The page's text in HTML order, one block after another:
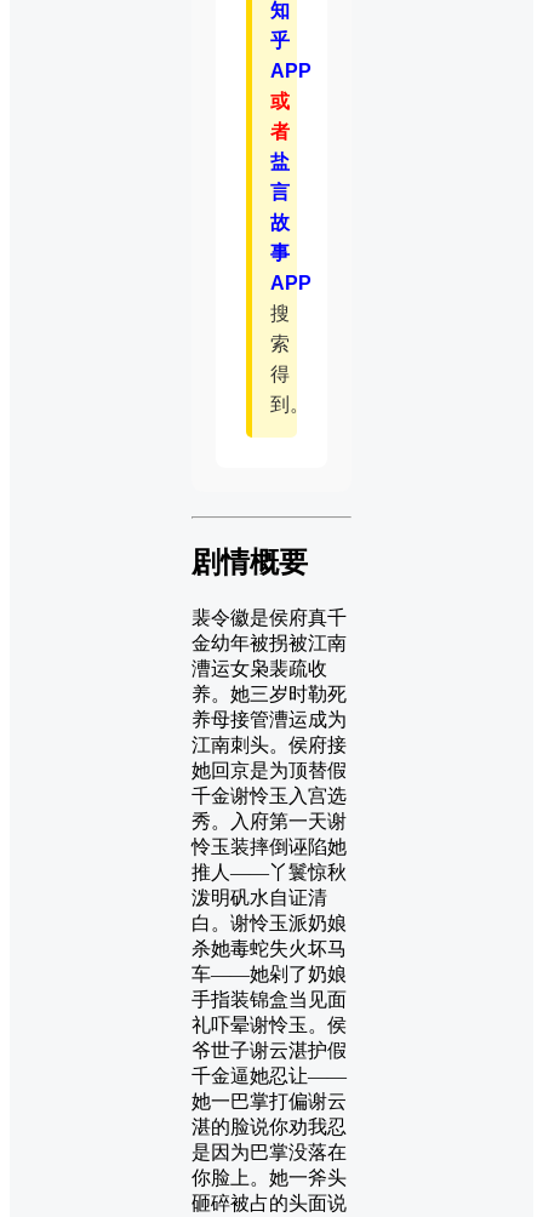
知
乎
APP
或
者
盐
言
故
事
APP
搜
索
得
到。
剧情概要
裴令徽是侯府真千
金幼年被拐被江南
漕运女枭裴疏收
养。她三岁时勒死
养母接管漕运成为
江南刺头。侯府接
她回京是为顶替假
千金谢怜玉入宫选
秀。入府第一天谢
怜玉装摔倒诬陷她
推人——丫鬟惊秋
泼明矾水自证清
白。谢怜玉派奶娘
杀她毒蛇失火坏马
车——她剁了奶娘
手指装锦盒当见面
礼吓晕谢怜玉。侯
爷世子谢云湛护假
千金逼她忍让——
她一巴掌打偏谢云
湛的脸说你劝我忍
是因为巴掌没落在
你脸上。她一斧头
砸碎被占的头面说